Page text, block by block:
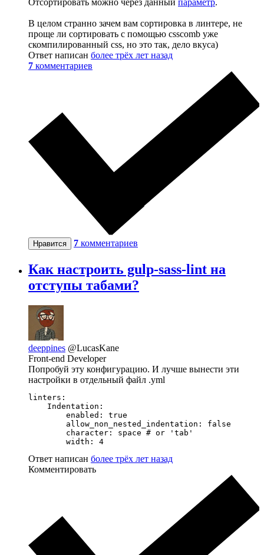
В целом странно зачем вам сортировка в линтере, не
проще ли сортировать с помощью csscomb уже
скомпилированный css, но это так, дело вкуса)
Ответ написан более трёх лет назад
7 комментариев
Нравится 7 комментариев
Как настроить gulp-sass-lint на
отступы табами?
deeppines @LucasKane
Front-end Developer
Попробуй эту конфигурацию. И лучше вынести эти
настройки в отдельный файл .yml
linters:
    Indentation:
        enabled: true
        allow_non_nested_indentation: false
        character: space # or 'tab'
        width: 4
Ответ написан более трёх лет назад
Комментировать